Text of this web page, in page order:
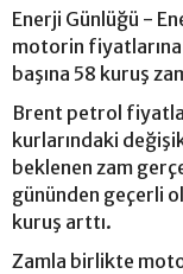
Enerji Günlüğü -
motorin
başına 58 kuruş
Brent petrol
kurlarındaki
beklenen zam
gününden geçerli
kuruş arttı.
Zamla birlikte